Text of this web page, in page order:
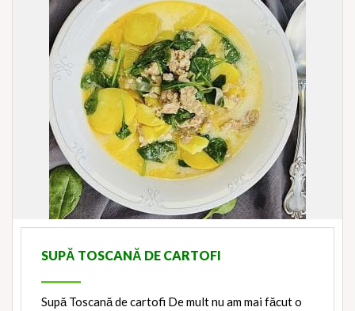
SUPĂ TOSCANĂ DE CARTOFI
Supă Toscană de cartofi De mult nu am mai făcut o